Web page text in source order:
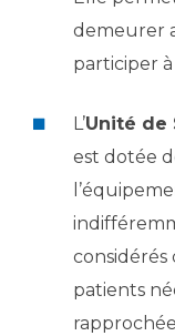
demeurer
participer à
L’Unité de
est dotée
considérés
patients